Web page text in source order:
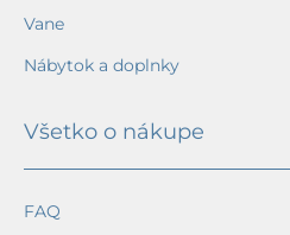
Vane
Nábytok a doplnky
Všetko o nákupe
FAQ